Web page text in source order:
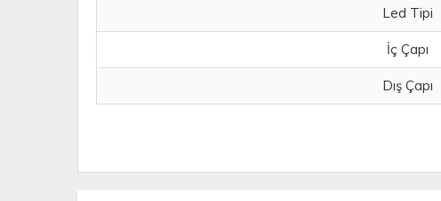
Led Tipi
İç Çapı
Dış Çapı